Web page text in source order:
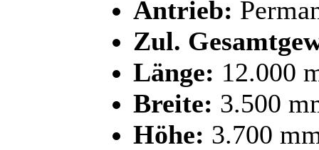
Antrieb:
Zul.
Länge: 12.000
Breite: 3.500
Höhe: 3.700